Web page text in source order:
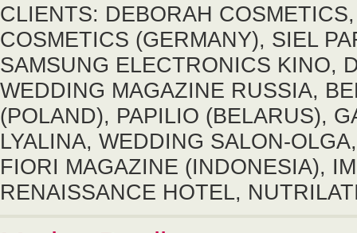
CLIENTS: DEBORAH
COSMETICS (GERMANY), SIEL
SAMSUNG ELECTRONICS KINO,
WEDDING MAGAZINE RUSSIA,
(POLAND), PAPILIO (BELARUS),
LYALINA, WEDDING SALON-
FIORI MAGAZINE (INDONESIA),
RENAISSANCE HOTEL,